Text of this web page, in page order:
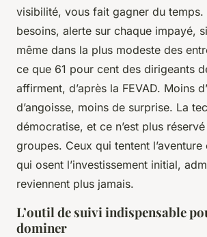
visibilité, vous fait gagner du temps.
besoins, alerte sur chaque impayé,
même dans la plus modeste des
ce que 61 pour cent des dirigeants
affirment, d’après la FEVAD. Moins
d’angoisse, moins de surprise. La
démocratise, et ce n’est plus
groupes. Ceux qui tentent
qui osent l’investissement initial,
reviennent plus jamais.
L’outil de suivi indispensable
dominer